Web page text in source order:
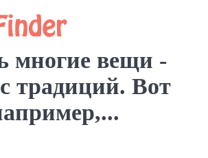
многие вещи -
традиций. Вот